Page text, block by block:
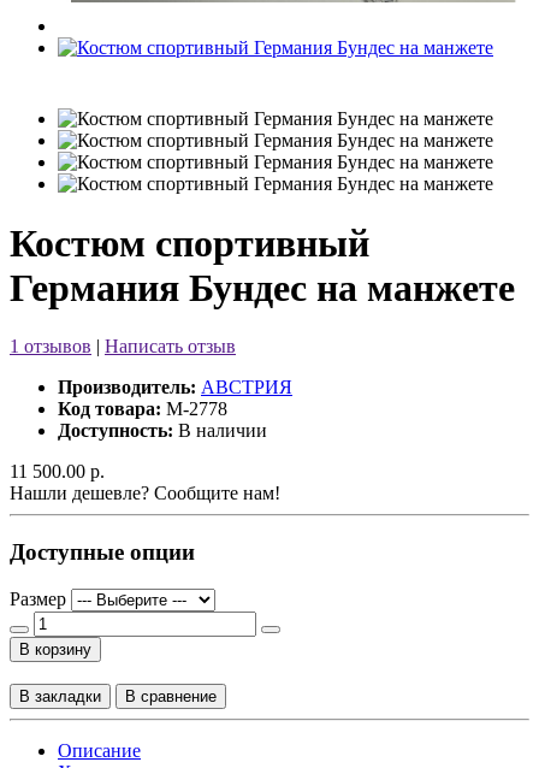
Костюм спортивный
Германия Бундес на манжете
1 отзывов | Написать отзыв
Производитель: АВСТРИЯ
Код товара: M-2778
Доступность: В наличии
11 500.00 р.
Нашли дешевле? Сообщите нам!
Доступные опции
Размер
В корзину
В закладки В сравнение
Описание